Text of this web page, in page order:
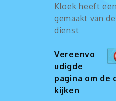
Kloek heeft
gemaakt van
dienst
Vereenvo
udigde
pagina om de
kijken